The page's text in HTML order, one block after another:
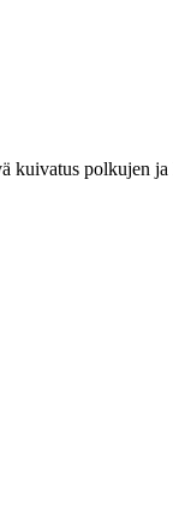
kuivatus polkujen ja